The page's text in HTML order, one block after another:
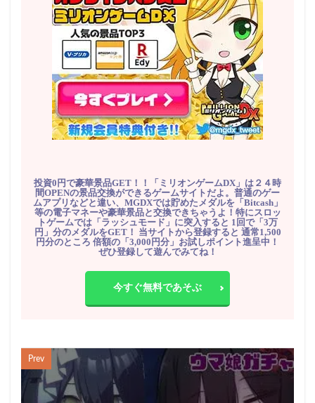
投資0円で豪華景品GET！！「ミリオンゲームDX」は２４時
間OPENの景品交換ができるゲームサイトだよ。普通のゲー
ムアプリなどと違い、MGDXでは貯めたメダルを「Bitcash」
等の電子マネーや豪華景品と交換できちゃうよ！特にスロッ
トゲームでは「ラッシュモード」に突入すると 1回で「3万
円」分のメダルをGET！ 当サイトから登録すると 通常1,500
円分のところ 倍額の「3,000円分」お試しポイント進呈中！
ぜひ登録して遊んでみてね！
今すぐ無料であそぶ
Prev